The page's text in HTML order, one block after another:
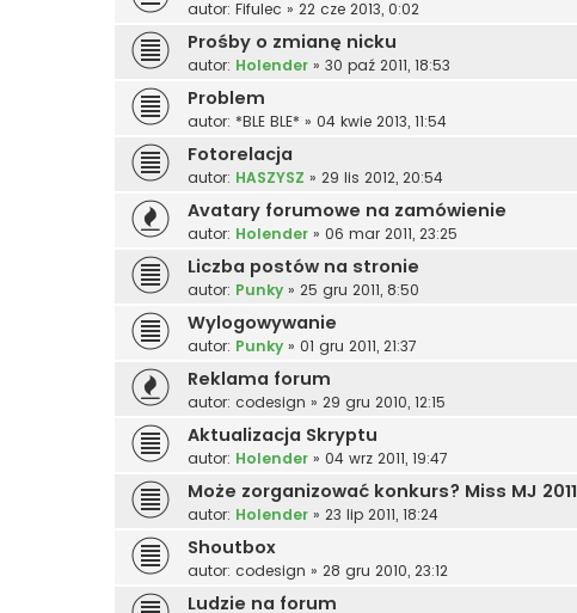
autor: Fifulec » 22 cze 2013, 0:02
Prośby o zmianę nicku
autor: Holender » 30 paź 2011, 18:53
Problem
autor: *BLE BLE* » 04 kwie 2013, 11:54
Fotorelacja
autor: HASZYSZ » 29 lis 2012, 20:54
Avatary forumowe na zamówienie
autor: Holender » 06 mar 2011, 23:25
Liczba postów na stronie
autor: Punky » 25 gru 2011, 8:50
Wylogowywanie
autor: Punky » 01 gru 2011, 21:37
Reklama forum
autor: codesign » 29 gru 2010, 12:15
Aktualizacja Skryptu
autor: Holender » 04 wrz 2011, 19:47
Może zorganizować konkurs? Miss MJ 2011
autor: Holender » 23 lip 2011, 18:24
Shoutbox
autor: codesign » 28 gru 2010, 23:12
Ludzie na forum